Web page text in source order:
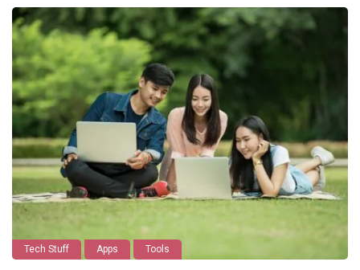
Tech Stuff Apps Tools